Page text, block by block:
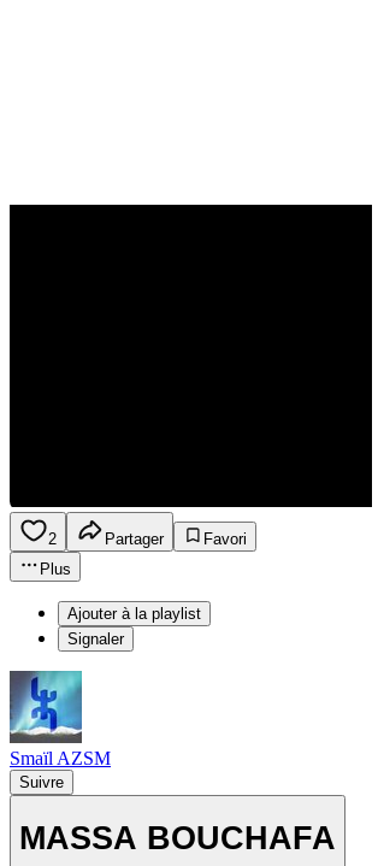
2 Partager
Favori
Plus
Ajouter à la playlist
Signaler
Smaïl AZSM
Suivre
MASSA BOUCHAFA